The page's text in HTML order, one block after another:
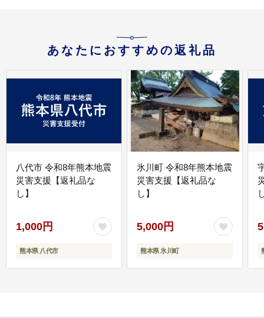
あなたにおすすめの返礼品
八代市 令和8年熊本地震
災害支援【返礼品な
し】
1,000円
熊本県 八代市
氷川町 令和8年熊本地震
災害支援【返礼品な
し】
5,000円
熊本県 氷川町